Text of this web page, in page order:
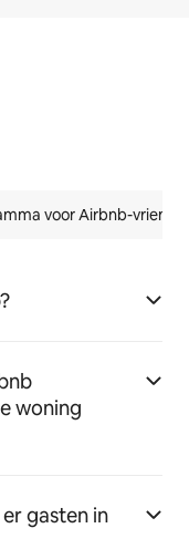
voor Airbnb-
woning
gasten in